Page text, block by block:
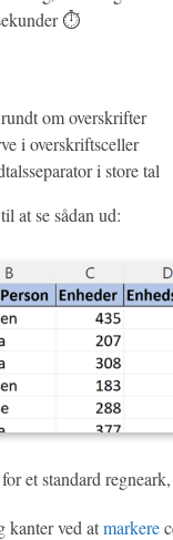
⏱️
om overskrifter
i overskriftsceller
i store tal
at se sådan ud:
et standard
kanter ved atmarkere